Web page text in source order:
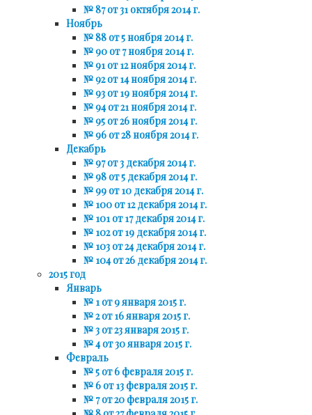
№ 87 от 31 октября 2014 г.
Ноябрь
№ 88 от 5 ноября 2014 г.
№ 90 от 7 ноября 2014 г.
№ 91 от 12 ноября 2014 г.
№ 92 от 14 ноября 2014 г.
№ 93 от 19 ноября 2014 г.
№ 94 от 21 ноября 2014 г.
№ 95 от 26 ноября 2014 г.
№ 96 от 28 ноября 2014 г.
Декабрь
№ 97 от 3 декабря 2014 г.
№ 98 от 5 декабря 2014 г.
№ 99 от 10 декабря 2014 г.
№ 100 от 12 декабря 2014 г.
№ 101 от 17 декабря 2014 г.
№ 102 от 19 декабря 2014 г.
№ 103 от 24 декабря 2014 г.
№ 104 от 26 декабря 2014 г.
2015 год
Январь
№ 1 от 9 января 2015 г.
№ 2 от 16 января 2015 г.
№ 3 от 23 января 2015 г.
№ 4 от 30 января 2015 г.
Февраль
№ 5 от 6 февраля 2015 г.
№ 6 от 13 февраля 2015 г.
№ 7 от 20 февраля 2015 г.